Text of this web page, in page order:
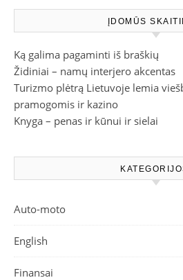
ĮDOMŪS
Ką galima pagaminti iš braškių
Židiniai – namų interjero akcentas
Turizmo plėtrą Lietuvoje lemia
pramogomis ir kazino
Knyga – penas ir kūnui ir sielai
Auto-moto
English
Finansai